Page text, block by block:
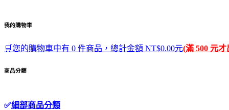
我的購物車
🛒您的購物車中有 0 件商品，總計金額 NT$0.00元(滿 500 元才
商品分類
✅細部商品分類